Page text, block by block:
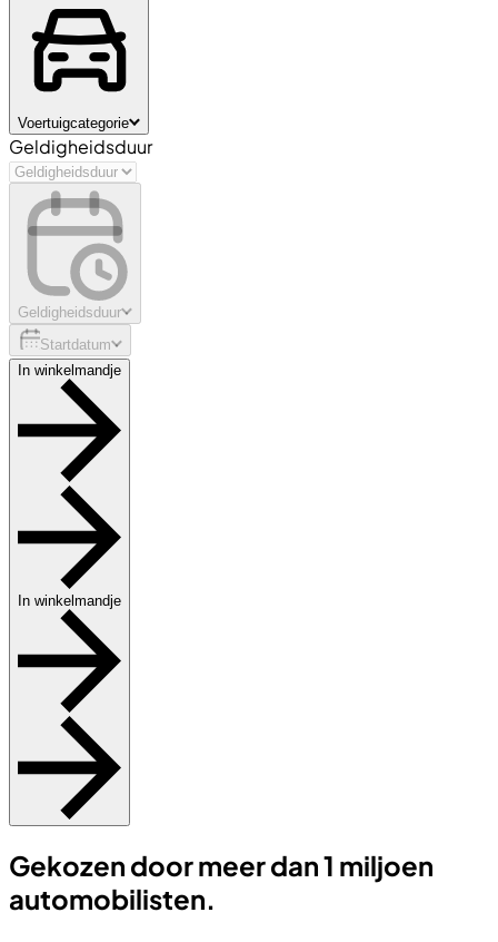
Voertuigcategorie
Geldigheidsduur
Geldigheidsduur
Startdatum
In winkelmandje
In winkelmandje
Gekozen door meer dan 1 miljoen
automobilisten.